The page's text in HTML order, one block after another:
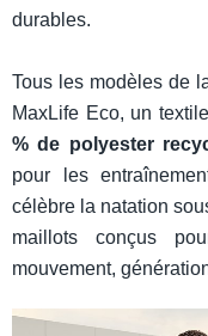
durables.
Tous les modèles de
MaxLife Eco, un
% de polyester
pour les
célèbre la natation
maillots conçus
mouvement,